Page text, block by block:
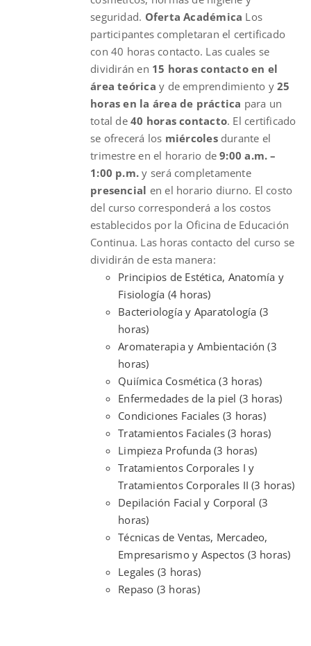
seguridad. Oferta Académica Los
participantes completaran el certificado
con 40 horas contacto. Las cuales se
dividirán en 15 horas contacto en el
área teórica y de emprendimiento y25
horas en la área de práctica para un
total de40 horas contacto. El certificado
se ofrecerá los miércolesdurante el
trimestre en el horario de9:00 a.m. –
1:00 p.m. y será completamente
presencial en el horario diurno. El costo
del curso corresponderá a los costos
establecidos por la Oficina de Educación
Continua. Las horas contacto del curso se
dividirán de esta manera:
Principios de Estética, Anatomía y
Fisiología (4 horas)
Bacteriología y Aparatología (3
horas)
Aromaterapia y Ambientación (3
horas)
Quiímica Cosmética (3 horas)
Enfermedades de la piel (3 horas)
Condiciones Faciales (3 horas)
Tratamientos Faciales (3 horas)
Limpieza Profunda (3 horas)
Tratamientos Corporales I y
Tratamientos Corporales II (3 horas)
Depilación Facial y Corporal (3
horas)
Técnicas de Ventas, Mercadeo,
Empresarismo y Aspectos (3 horas)
Legales (3 horas)
Repaso (3 horas)